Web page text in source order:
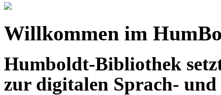
Willkommen im
Humboldt-Bibliothek
zur digitalen Sprach-